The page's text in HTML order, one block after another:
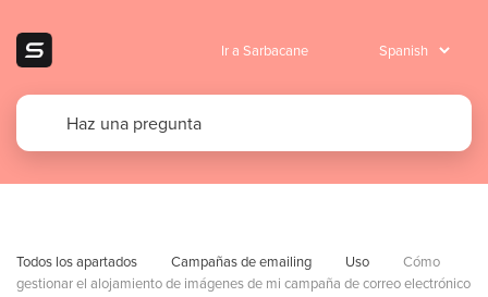
Ir a Sarbacane
Todos los apartados Campañas de emailing Uso
Cómo
gestionar el alojamiento de imágenes de mi campaña de correo electrónico